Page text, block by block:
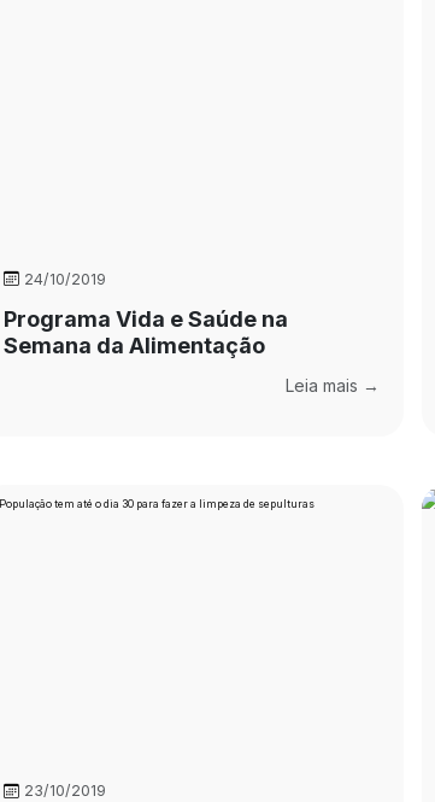
24/10/2019
Programa Vida e Saúde na
Semana da Alimentação
Leia mais →
23/10/2019